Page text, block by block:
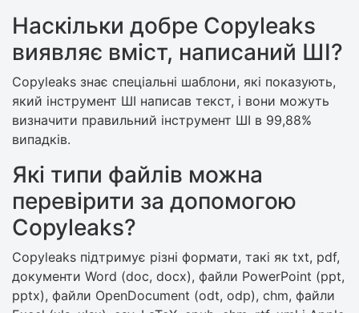
Наскільки добре Copyleaks
виявляє вміст, написаний ШІ?
Copyleaks знає спеціальні шаблони, які показують,
який інструмент ШІ написав текст, і вони можуть
визначити правильний інструмент ШІ в 99,88%
випадків.
Які типи файлів можна
перевірити за допомогою
Copyleaks?
Copyleaks підтримує різні формати, такі як txt, pdf,
документи Word (doc, docx), файли PowerPoint (ppt,
pptx), файли OpenDocument (odt, odp), chm, файли